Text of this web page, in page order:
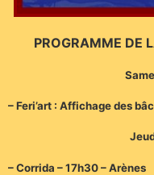
PROGRAMME DE
– Feri’art : Affichage des
– Corrida – 17h30 – Arènes